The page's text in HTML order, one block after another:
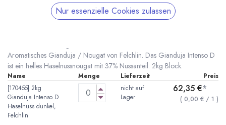
Gianduja Intenso D Haselnuss dunkel von
Aromatisches Gianduja / Nougat von Felchlin. Das Gianduja Intenso D
ist ein helles Haselnussnougat mit 37% Nussanteil. 2kg Block.
Name Menge Lieferzeit
Preis
[170455] 2kg
Gianduja Intenso D
Haselnuss dunkel,
Felchlin
nicht auf
Lager
62,35 €*
( 0,00 €/ 1 )
Nur essenzielle Cookies zulassen